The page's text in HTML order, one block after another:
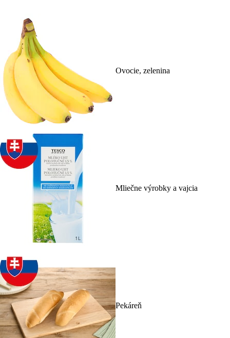
Ovocie, zelenina
Mliečne výrobky a vajcia
Pekáreň